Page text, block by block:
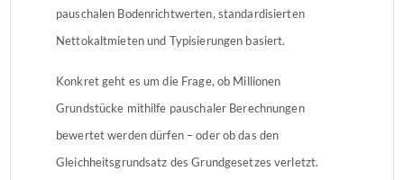
pauschalen Bodenrichtwerten, standardisierten
Nettokaltmieten und Typisierungen basiert.
Konkret geht es um die Frage, ob Millionen
Grundstücke mithilfe pauschaler Berechnungen
bewertet werden dürfen – oder ob das den
Gleichheitsgrundsatz des Grundgesetzes verletzt.